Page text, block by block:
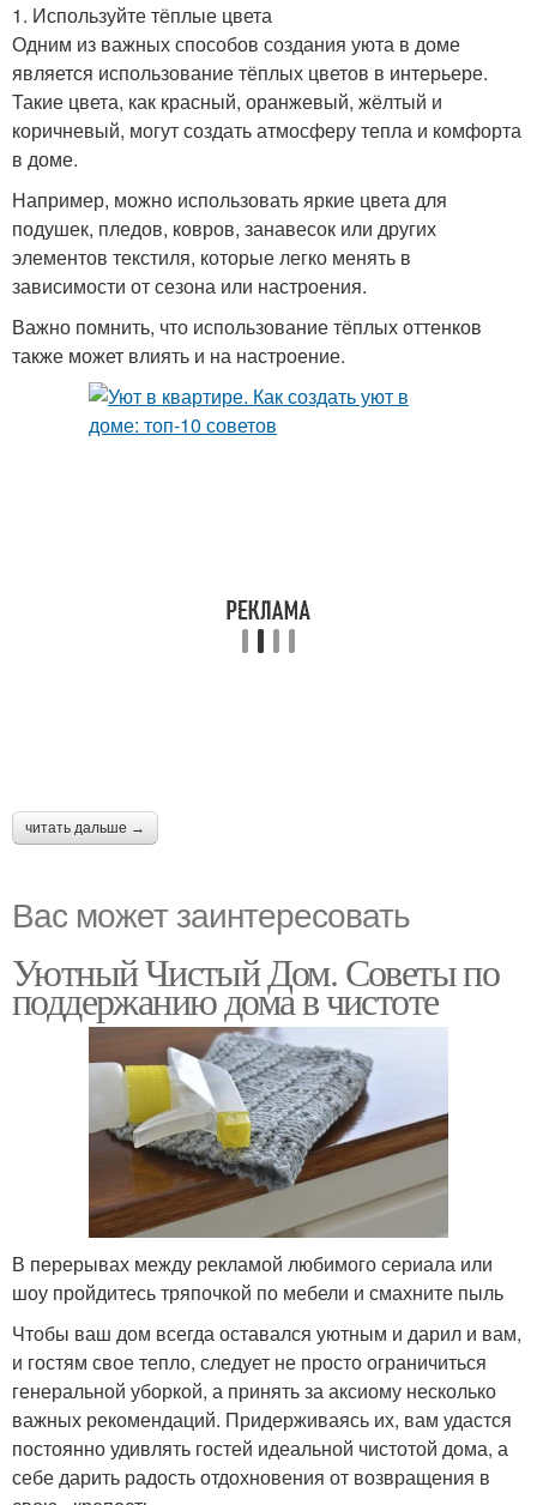
1. Используйте тёплые цвета
Одним из важных способов создания уюта в доме
является использование тёплых цветов в интерьере.
Такие цвета, как красный, оранжевый, жёлтый и
коричневый, могут создать атмосферу тепла и комфорта
в доме.
Например, можно использовать яркие цвета для
подушек, пледов, ковров, занавесок или других
элементов текстиля, которые легко менять в
зависимости от сезона или настроения.
Важно помнить, что использование тёплых оттенков
также может влиять и на настроение.
читать дальше →
Вас может заинтересовать
Уютный Чистый Дом. Советы по
поддержанию дома в чистоте
В перерывах между рекламой любимого сериала или
шоу пройдитесь тряпочкой по мебели и смахните пыль
Чтобы ваш дом всегда оставался уютным и дарил и вам,
и гостям свое тепло, следует не просто ограничиться
генеральной уборкой, а принять за аксиому несколько
важных рекомендаций. Придерживаясь их, вам удастся
постоянно удивлять гостей идеальной чистотой дома, а
себе дарить радость отдохновения от возвращения в